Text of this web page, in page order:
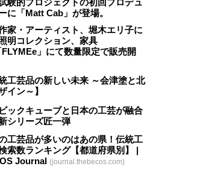
験的プロジェクトの初回プロデュ
に「Matt Cab」が登場。
家・アーティスト、堀木エリ子に
明コレクション、家具
FLYMEe」にて数量限定で販売開
統工芸品の新しい未来 ～会津塗と北
イン～】
ックキューブと日本の工芸が融合
シリーズ匠一弾
工芸品が多いのはあの県！伝統工
索数ランキング【都道府県別】 |
Journal (journal.thebecos.com)